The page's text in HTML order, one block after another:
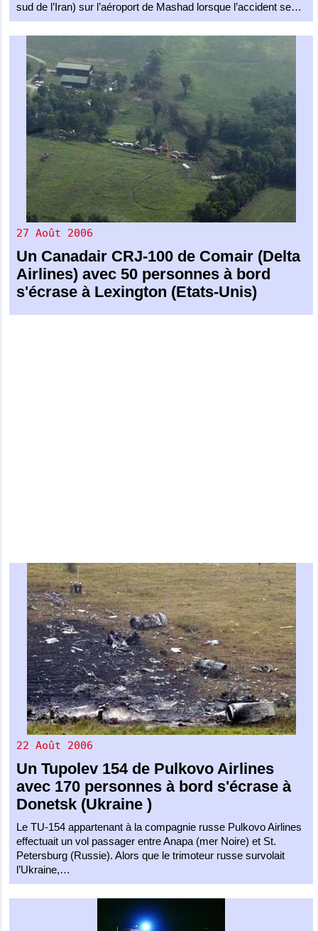
sud de l’Iran) sur l’aéroport de Mashad lorsque l’accident se…
27 Août 2006
Un Canadair CRJ-100 de Comair (Delta
Airlines) avec 50 personnes à bord
s'écrase à Lexington (Etats-Unis)
22 Août 2006
UnTupolev 154de Pulkovo Airlines
avec 170 personnes à bord s'écrase à
Donetsk (Ukraine )
Le TU-154 appartenant à la compagnie russe Pulkovo Airlines
effectuait un vol passager entre Anapa (mer Noire) et St.
Petersburg (Russie). Alors que le trimoteur russe survolait
l’Ukraine,…